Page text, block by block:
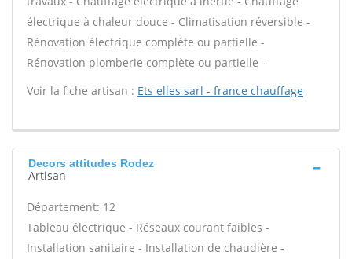
électrique à chaleur douce - Climatisation réversible -
Rénovation électrique complète ou partielle -
Rénovation plomberie complète ou partielle -
Voir la fiche artisan : Ets elles sarl - france chauffage
Decors attitudes Rodez
Artisan
Département: 12
Tableau électrique - Réseaux courant faibles -
Installation sanitaire - Installation de chaudière -